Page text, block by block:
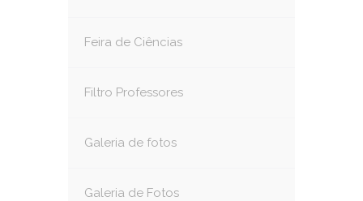
Feira de Ciências
Filtro Professores
Galeria de fotos
Galeria de Fotos